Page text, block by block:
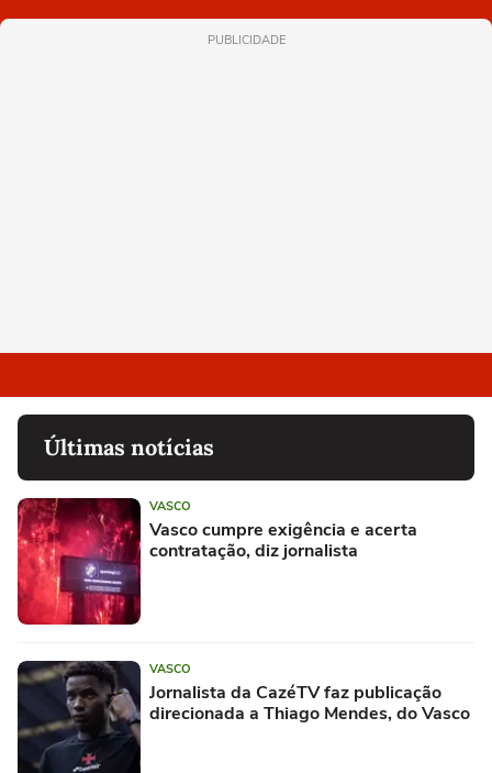
PUBLICIDADE
Últimas notícias
VASCO
Vasco cumpre exigência e acerta
contratação, diz jornalista
VASCO
Jornalista da CazéTV faz publicação
direcionada a Thiago Mendes, do Vasco